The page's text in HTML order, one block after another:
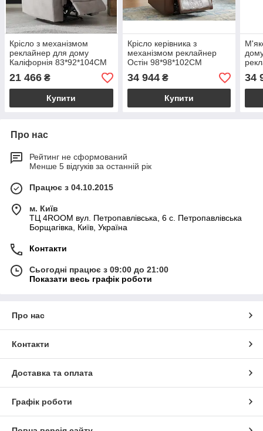
Крісло з механізмом
реклайнер для дому
Каліфорнія 83*92*104CM
21 466 ₴
Купити
Крісло керівника з
механізмом реклайнер
Остін 98*98*102CM
34 944₴
Купити
34
Про нас
Рейтинг не сформований
Менше 5 відгуків за останній рік
Працює з 04.10.2015
м. Київ
ТЦ 4ROOM вул. Петропавлівська, 6 с. Петропавлівська
Борщагівка, Київ, Україна
Контакти
Сьогодні працює з 09:00 до 21:00
Показати весь графік роботи
Про нас
Контакти
Доставка та оплата
Графік роботи